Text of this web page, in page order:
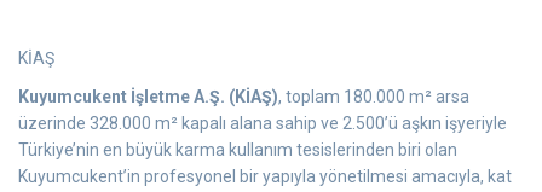
KİAŞ
Kuyumcukent İşletme A.Ş. (KİAŞ), toplam 180.000 m² arsa
üzerinde 328.000 m² kapalı alana sahip ve 2.500’ü aşkın işyeriyle
Türkiye’nin en büyük karma kullanım tesislerinden biri olan
Kuyumcukent’in profesyonel bir yapıyla yönetilmesi amacıyla, kat